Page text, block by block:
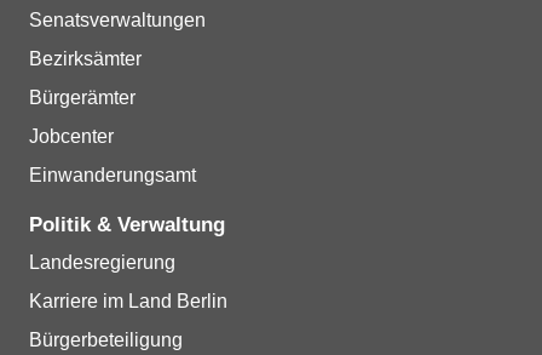
Senatsverwaltungen
Bezirksämter
Bürgerämter
Jobcenter
Einwanderungsamt
Politik & Verwaltung
Landesregierung
Karriere im Land Berlin
Bürgerbeteiligung